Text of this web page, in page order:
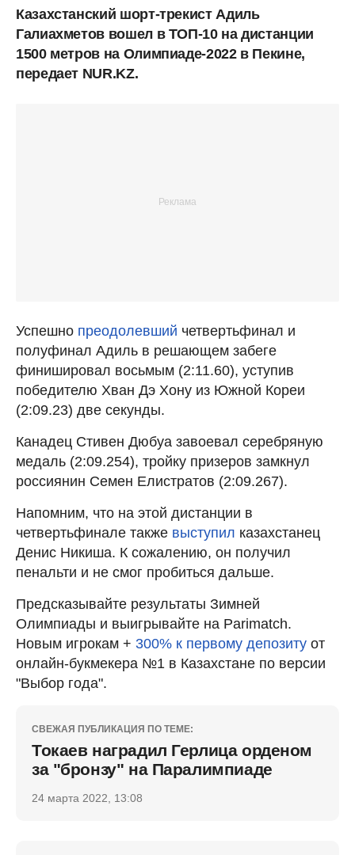
Казахстанский шорт-трекист Адиль
Галиахметов вошел в ТОП-10 на дистанции
1500 метров на Олимпиаде-2022 в Пекине,
передает NUR.KZ.
Успешно преодолевший четвертьфинал и
полуфинал Адиль в решающем забеге
финишировал восьмым (2:11.60), уступив
победителю Хван Дэ Хону из Южной Кореи
(2:09.23) две секунды.
Канадец Стивен Дюбуа завоевал серебряную
медаль (2:09.254), тройку призеров замкнул
россиянин Семен Елистратов (2:09.267).
Напомним, что на этой дистанции в
четвертьфинале также выступил казахстанец
Денис Никиша. К сожалению, он получил
пенальти и не смог пробиться дальше.
Предсказывайте результаты Зимней
Олимпиады и выигрывайте на Parimatch.
Новым игрокам + 300% к первому депозиту от
онлайн-букмекера №1 в Казахстане по версии
"Выбор года".
СВЕЖАЯ ПУБЛИКАЦИЯ ПО ТЕМЕ:
Токаев наградил Герлица орденом
за "бронзу" на Паралимпиаде
24 марта 2022, 13:08